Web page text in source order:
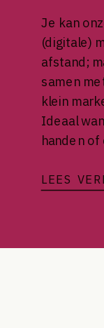
Je kan
(digitale)
afstand;
samen
klein
Ideaal
handen
LEES